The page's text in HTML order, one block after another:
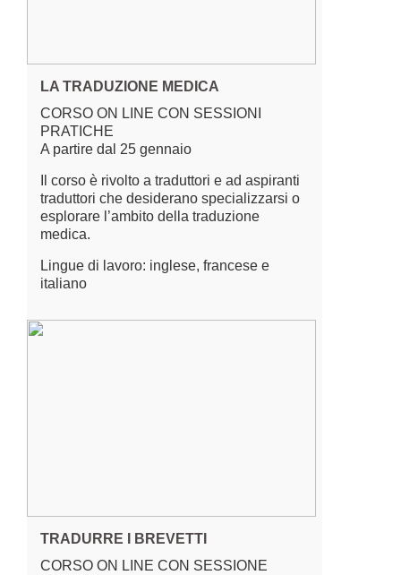
LA TRADUZIONE MEDICA
CORSO ON LINE CON SESSIONI
PRATICHE
A partire dal 25 gennaio
Il corso è rivolto a traduttori e ad aspiranti
traduttori che desiderano specializzarsi o
esplorare l’ambito della traduzione
medica.
Lingue di lavoro: inglese, francese e
italiano
TRADURRE I BREVETTI
CORSO ON LINE CON SESSIONE